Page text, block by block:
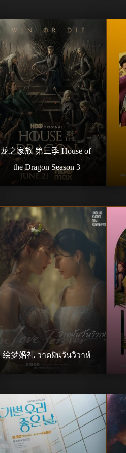
龙之家族 第三季 House of
the Dragon Season 3
绘梦婚礼 วาดฝันวันวิวาห์